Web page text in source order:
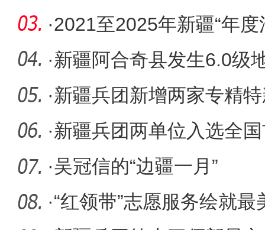
·2021至2025年新疆“年度
·新疆阿合奇县发生6.0级
·新疆兵团新增两家专精特
·新疆兵团两单位入选全
试验示范
·吴冠信的“边疆一月”
·“红领带”志愿服务绘就最